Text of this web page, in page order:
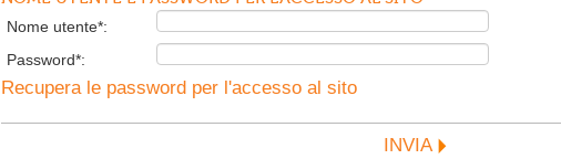
Nome utente*:
Password*:
Recupera le password per l'accesso al sito
INVIA